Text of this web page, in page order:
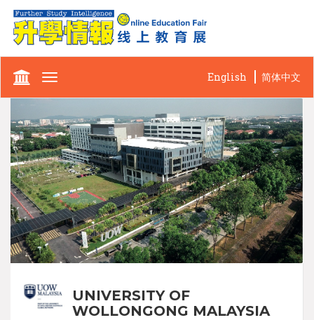
Toggle
English 简体中文
UNIVERSITY OF
WOLLONGONG MALAYSIA